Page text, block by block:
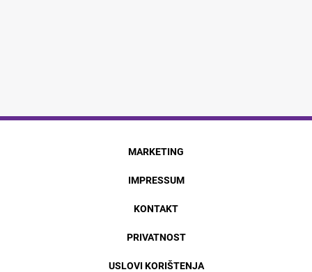
MARKETING
IMPRESSUM
KONTAKT
PRIVATNOST
USLOVI KORIŠTENJA